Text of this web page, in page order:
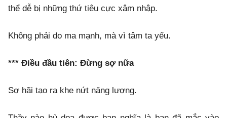
thể dễ bị những thứ tiêu cực xâm nhập.
Không phải do ma mạnh, mà vì tâm ta yếu.
*** Điều đầu tiên: Đừng sợ nữa
Sợ hãi tạo ra khe nứt năng lượng.